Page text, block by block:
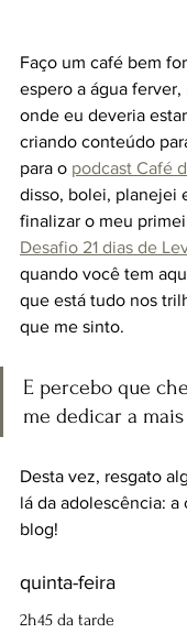
Faço um café bem
espero a água
onde eu deveria
criando conteúdo
para o podcast Café
disso, bolei, planejei
finalizar o meu
Desafio 21 dias de
quando você tem
que está tudo nos
que me sinto.
E percebo que
me dedicar a
Desta vez, resgato
lá da adolescência: a
blog!
quinta-feira
2h45 da tarde